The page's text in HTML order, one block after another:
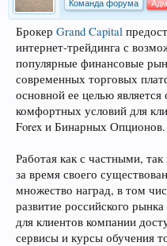
Команда форума
Брокер Grand Capital
интернет-трейдинга с
популярные финансовые
современных торговых
основной ее целью
комфортных условий для
Forex и Бинарных Опционов.
Работая как с частными,
за время своего
множество наград, в том
развитие российского
для клиентов компании
сервисы и курсы обучения